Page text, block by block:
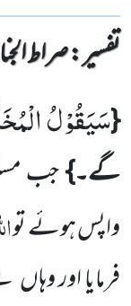
تفسیر : ‎صراط الجنان
{سَیَقُوْلُ
گے۔}جب
واپس ہوئے تو
فرمایا اور وہاں